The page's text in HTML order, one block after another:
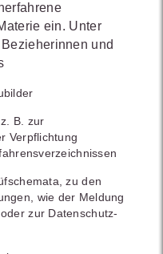
ein. Unter
und
B. zur
Verpflichtung
zu den
wie der Meldung
zur Datenschutz-